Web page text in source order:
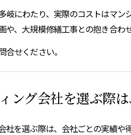
岐にわたり、実際のコストはマン
や、大規模修繕工事との抱き合わ
合せください。
ング会社を選ぶ際
社を選ぶ際は、会社ごとの実績や